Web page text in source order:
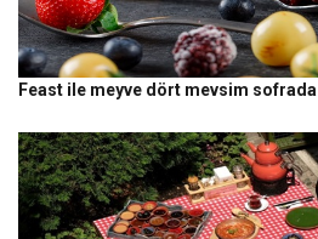
Feast ile meyve dört mevsim sofrada